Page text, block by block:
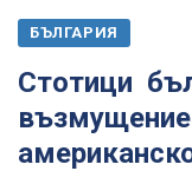
БЪЛГАРИЯ
Стотици